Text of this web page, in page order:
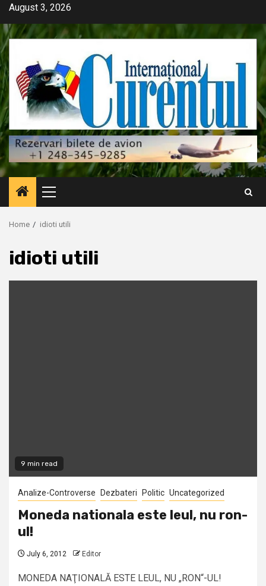
Skip
content
August 3, 2026
Primary
Menu
Home idioti utili
idioti utili
9 min read
Analize-Controverse Dezbateri Politic Uncategorized
Moneda nationala este leul, nu ron-
ul!
July 6, 2012 Editor
MONEDA NAŢIONALĂ ESTE LEUL, NU „RON“-UL!